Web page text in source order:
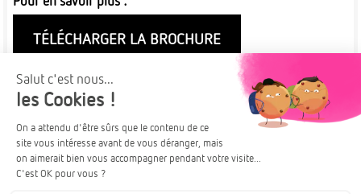
TÉLÉCHARGER LA BROCHURE
Plus de détails